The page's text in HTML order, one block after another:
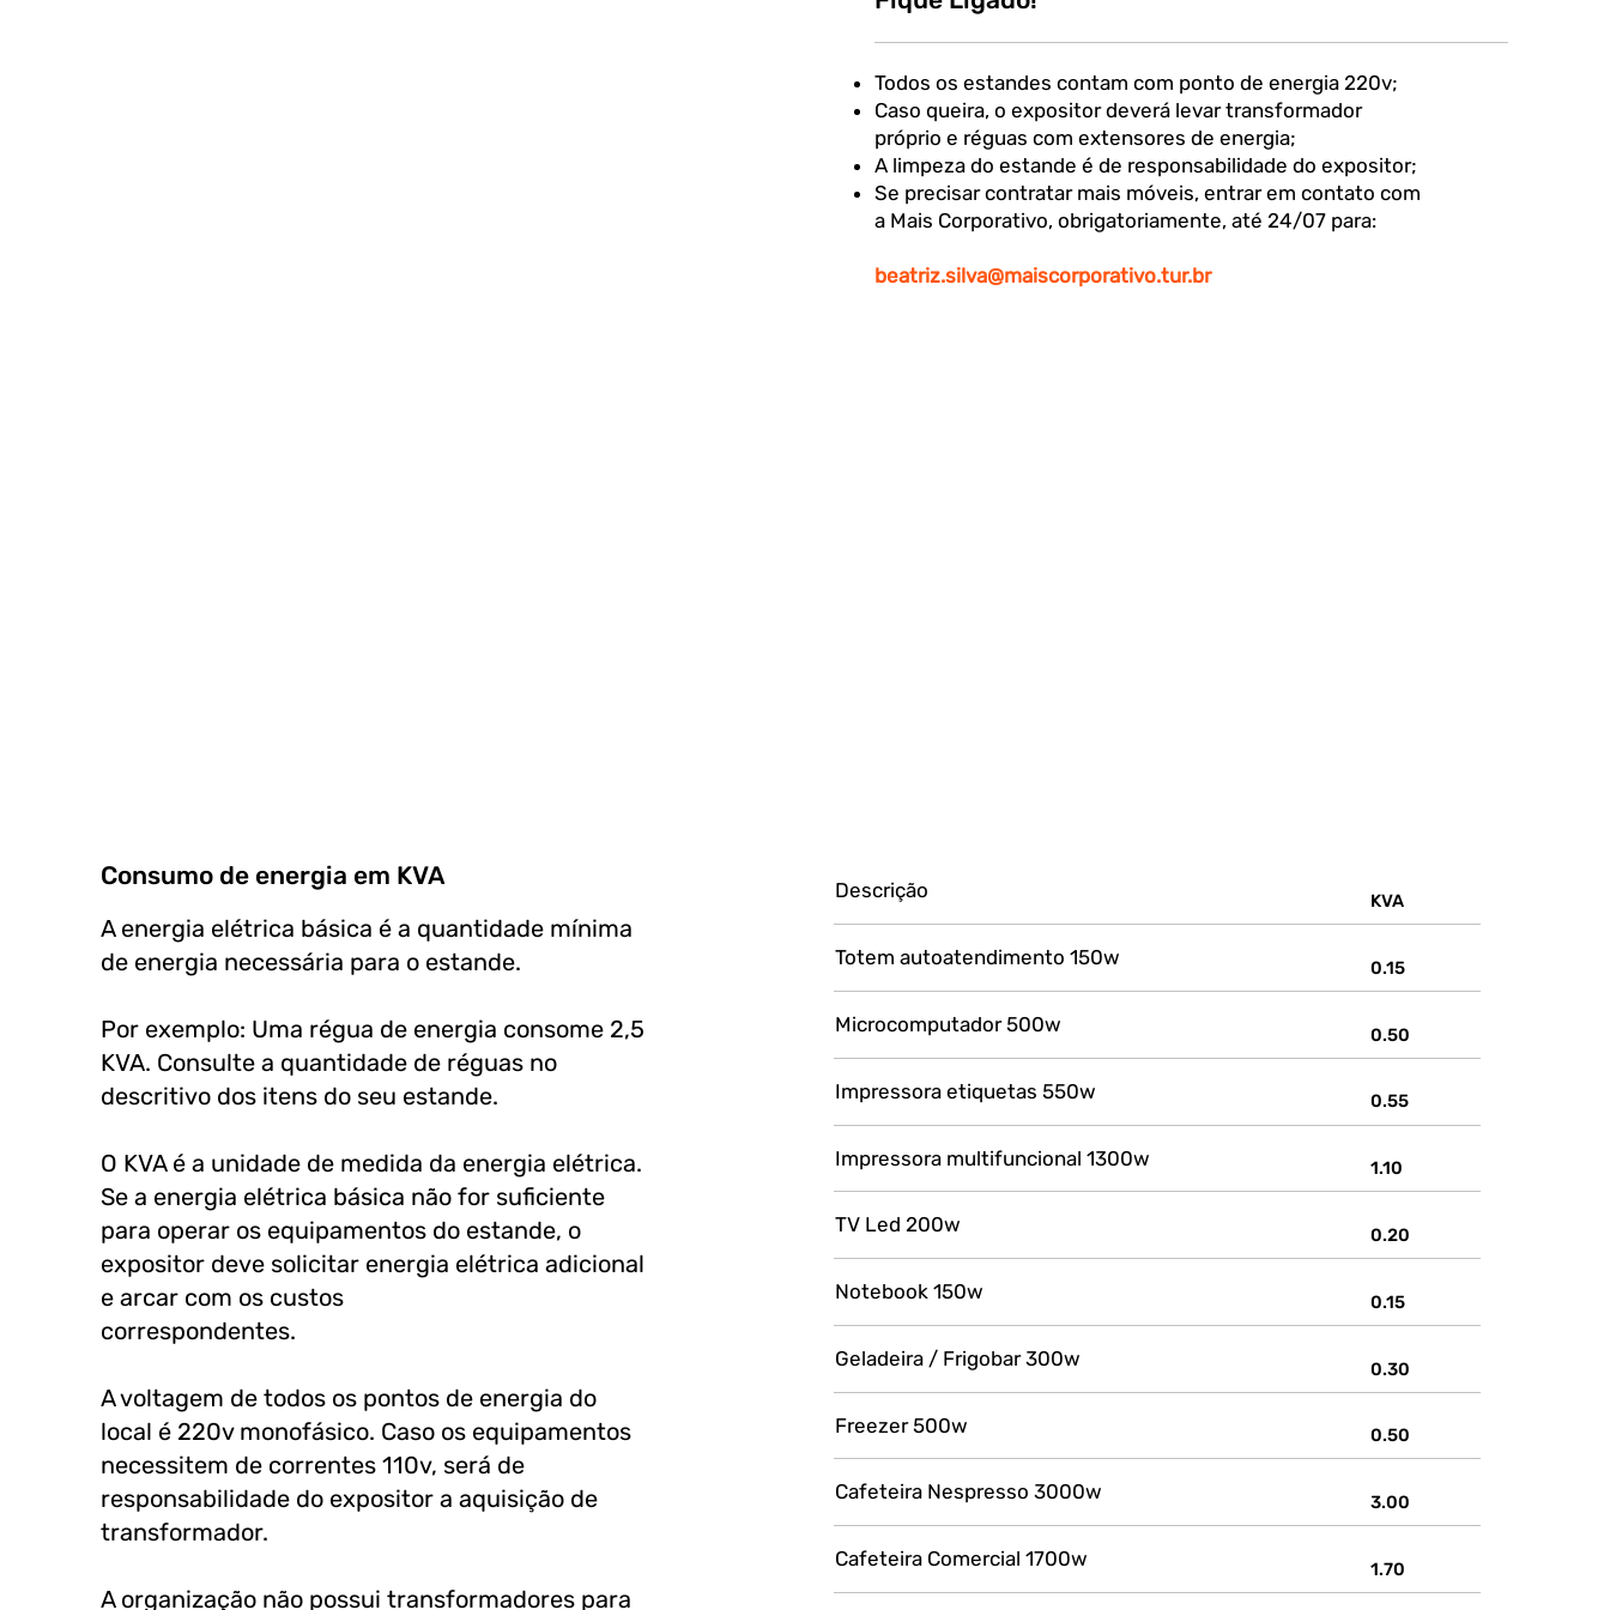
Todos os estandes contam com ponto de energia 220v;
Caso queira, o expositor deverá levar transformador
próprio e réguas com extensores de energia;
A limpeza do estande é de responsabilidade do expositor;
Se precisar contratar mais móveis, entrar em contato com
a Mais Corporativo, obrigatoriamente, até 24/07 para:
beatriz.silva@maiscorporativo.tur.br
Consumo de energia em KVA
A energia elétrica básica é a quantidade mínima
de energia necessária para o estande.
Por exemplo: Uma régua de energia consome 2,5
KVA. Consulte a quantidade de réguas no
descritivo dos itens do seu estande.
O KVA é a unidade de medida da energia elétrica.
Se a energia elétrica básica não for suficiente
para operar os equipamentos do estande, o
expositor deve solicitar energia elétrica adicional
e arcar com os custos
correspondentes.
A voltagem de todos os pontos de energia do
local é 220v monofásico. Caso os equipamentos
necessitem de correntes 110v, será de
responsabilidade do expositor a aquisição de
transformador.
A organização não possui transformadores para
Descrição KVA
Totem autoatendimento 150w 0.15
Microcomputador 500w 0.50
Impressora etiquetas 550w 0.55
Impressora multifuncional 1300w 1.10
TV Led 200w 0.20
Notebook 150w 0.15
Geladeira / Frigobar 300w 0.30
Freezer 500w 0.50
Cafeteira Nespresso 3000w 3.00
Cafeteira Comercial 1700w 1.70